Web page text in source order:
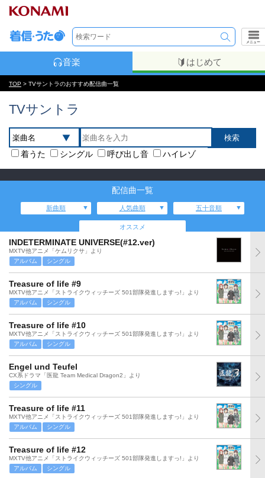
メニュー
音楽 はじめて
TOP > TVサントラのおすすめ配信曲一覧
TVサントラ
着うた シングル 呼び出し音 ハイレゾ
配信曲一覧
新曲順 人気曲順 五十音順
オススメ
INDETERMINATE UNIVERSE(#12.ver)
MXTV他アニメ「ケムリクサ」より
アルバム
シングル
Treasure of life #9
MXTV他アニメ「ストライクウィッチーズ 501部隊発進しますっ!」より
アルバム
シングル
Treasure of life #10
MXTV他アニメ「ストライクウィッチーズ 501部隊発進しますっ!」より
アルバム
シングル
Engel und Teufel
CX系ドラマ「医龍 Team Medical Dragon2」より
シングル
Treasure of life #11
MXTV他アニメ「ストライクウィッチーズ 501部隊発進しますっ!」より
アルバム
シングル
Treasure of life #12
MXTV他アニメ「ストライクウィッチーズ 501部隊発進しますっ!」より
アルバム
シングル